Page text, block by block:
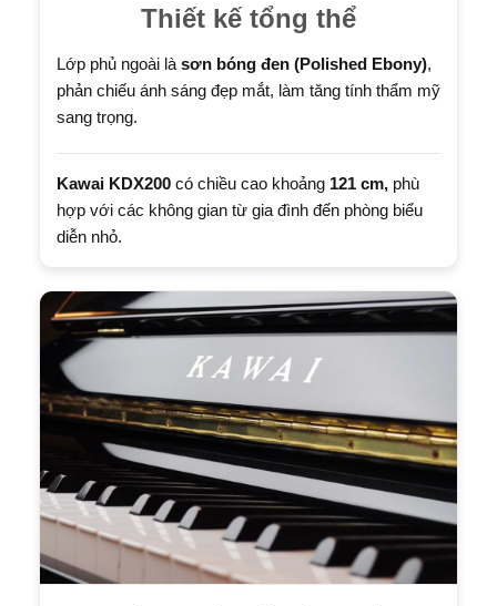
Thiết kế tổng thể
Lớp phủ ngoài làsơn bóng đen (Polished Ebony),
phản chiếu ánh sáng đẹp mắt, làm tăng tính thẩm mỹ
sang trọng.
Kawai KDX200 có chiều cao khoảng 121 cm, phù
hợp với các không gian từ gia đình đến phòng biểu
diễn nhỏ.